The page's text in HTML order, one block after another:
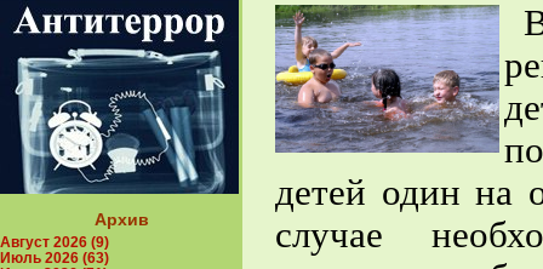
детей один
случае
Архив
Август 2026 (9)
Июль 2026 (63)